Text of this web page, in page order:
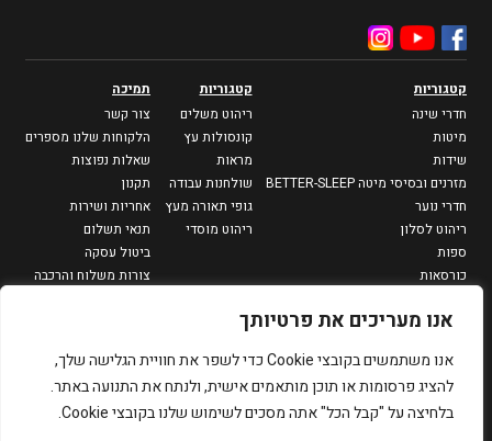
אנו מעריכים את פרטיותך
אנו משתמשים בקובצי Cookie כדי לשפר את חוויית הגלישה שלך,
להציג פרסומות או תוכן מותאמים אישית, ולנתח את התנועה באתר.
בלחיצה על "קבל הכל" אתה מסכים לשימוש שלנו בקובצי Cookie.
קטגוריות
חדרי שינה
מיטות
שידות
מזרנים ובסיסי מיטה BETTER-SLEEP
חדרי נוער
ריהוט לסלון
ספות
כורסאות
שולחנות סלון
פינות אוכל
שולחנות אוכל
כיסאות
קטגוריות
ריהוט משלים
קונסולות עץ
מראות
שולחנות עבודה
גופי תאורה מעץ
ריהוט מוסדי
תמיכה
צור קשר
הלקוחות שלנו מספרים
שאלות נפוצות
תקנון
אחריות ושירות
תנאי תשלום
ביטול עסקה
צורות משלוח והרכבה